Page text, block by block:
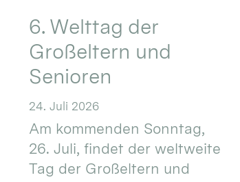
6. Welttag der
Großeltern und
Senioren
24. Juli 2026
Am kommenden Sonntag,
26. Juli, findet der weltweite
Tag der Großeltern und